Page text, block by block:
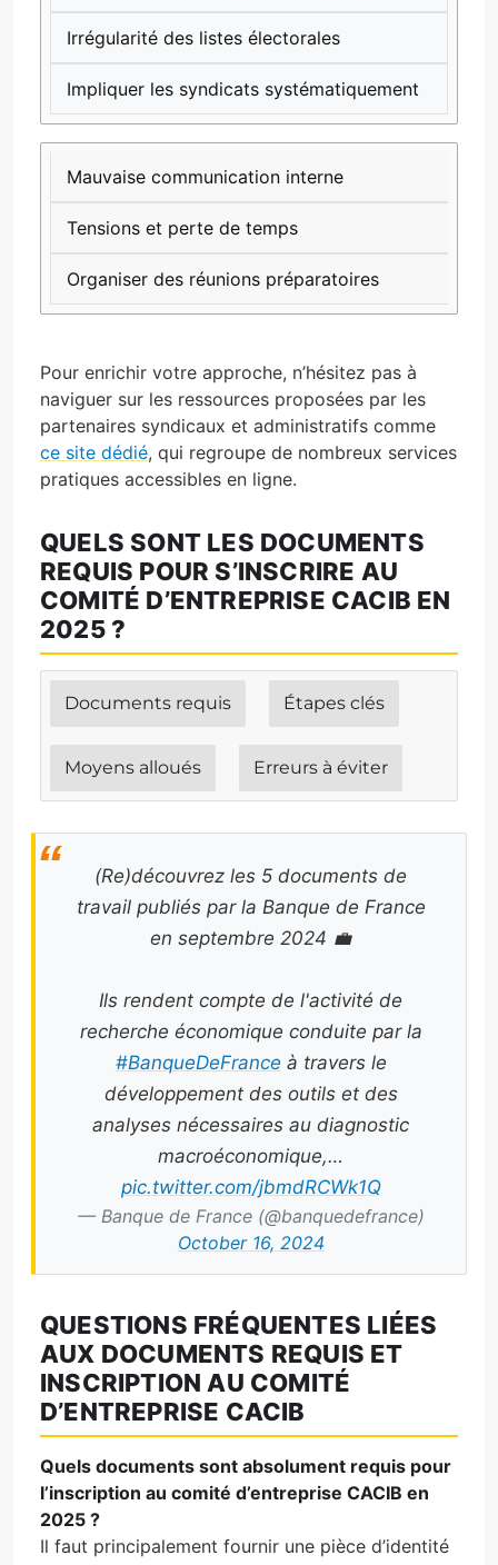
Irrégularité des listes électorales
Impliquer les syndicats systématiquement
Mauvaise communication interne
Tensions et perte de temps
Organiser des réunions préparatoires
Pour enrichir votre approche, n’hésitez pas à
naviguer sur les ressources proposées par les
partenaires syndicaux et administratifs comme
ce site dédié, qui regroupe de nombreux services
pratiques accessibles en ligne.
QUELS SONT LES DOCUMENTS
REQUIS POUR S’INSCRIRE AU
COMITÉ D’ENTREPRISE CACIB EN
2025 ?
Documents requis Étapes clés
Moyens alloués Erreurs à éviter
(Re)découvrez les 5 documents de
travail publiés par la Banque de France
en septembre 2024 💼
Ils rendent compte de l'activité de
recherche économique conduite par la
#BanqueDeFrance à travers le
développement des outils et des
analyses nécessaires au diagnostic
macroéconomique,…
pic.twitter.com/jbmdRCWk1Q
— Banque de France (@banquedefrance)
October 16, 2024
QUESTIONS FRÉQUENTES LIÉES
AUX DOCUMENTS REQUIS ET
INSCRIPTION AU COMITÉ
D’ENTREPRISE CACIB
Quels documents sont absolument requis pour
l’inscription au comité d’entreprise CACIB en
2025 ?
Il faut principalement fournir une pièce d’identité